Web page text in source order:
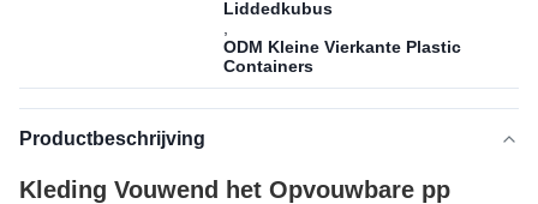
Liddedkubus
ODM Kleine Vierkante Plastic
Containers
Productbeschrijving
Kleding Vouwend het Opvouwbare pp